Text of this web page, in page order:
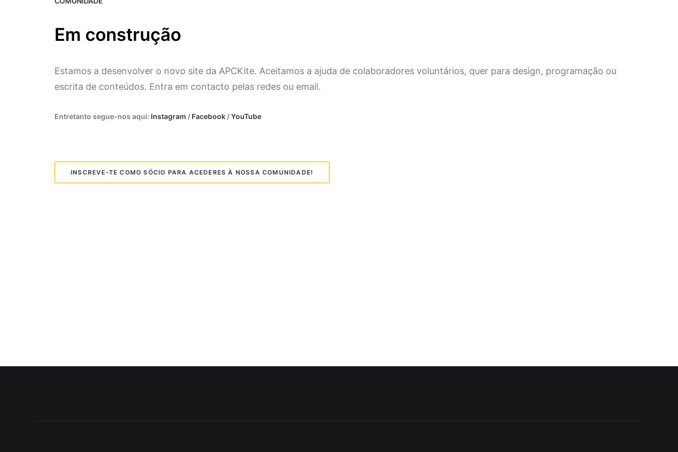
Em construção
Estamos a desenvolver o novo site da APCKite. Aceitamos a ajuda de colaboradores voluntários, quer para design, programação ou
escrita de conteúdos. Entra em contacto pelas redes ou email.
Entretanto segue-nos aqui: Instagram / Facebook /YouTube
INSCREVE-TE COMO SÓCIO PARA ACEDERES À NOSSA COMUNIDADE!